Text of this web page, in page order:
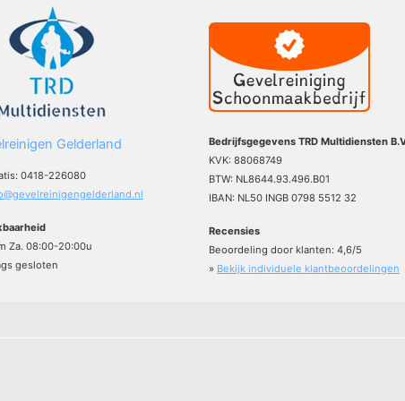
Gelderland
0418-226080
Za. 08:00-20:00u
gesloten
Bedrijfsgegevens TRD Multidiensten
KVK: 88068749
BTW: NL8644.93.496.B01
IBAN: NL50 INGB 0798 5512 32
Recensies
Beoordeling door klanten: 4,6/5
» Bekijk individuele klantbeoordelingen